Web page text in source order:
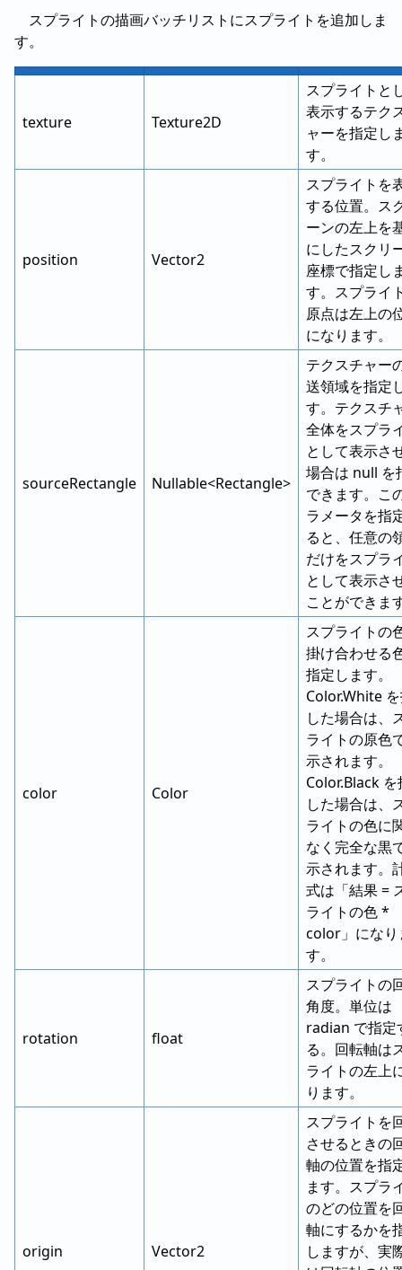
スプライトの描画バッチリストにスプライトを追加しま
す。
texture Texture2D
スプライトと
表示するテク
ャーを指定し
す。
position Vector2
スプライトを
する位置。ス
ーンの左上を
にしたスクリ
座標で指定し
す。スプライ
原点は左上の
になります。
sourceRectangle Nullable<Rectangle>
テクスチャー
送領域を指定
す。テクスチ
全体をスプラ
として表示さ
場合は null を
できます。こ
ラメータを指
ると、任意の
だけをスプラ
として表示さ
ことができま
color Color
スプライトの
掛け合わせる
指定します。
Color.White
した場合は、
ライトの原色
示されます。
Color.Black を
した場合は、
ライトの色に
なく完全な黒
示されます。
式は「結果 =
ライトの色 *
color」になり
す。
rotation float
スプライトの
角度。単位は
radian で指定
る。回転軸は
ライトの左上
ります。
origin Vector2
スプライトを
させるときの
軸の位置を指
ます。スプラ
のどの位置を
軸にするかを
しますが、実